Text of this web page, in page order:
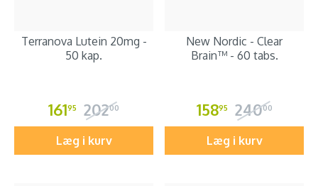
Terranova Lutein 20mg -
50 kap.
16195 20200
Læg i kurv
New Nordic - Clear
Brain™ - 60 tabs.
15895 24000
Læg i kurv